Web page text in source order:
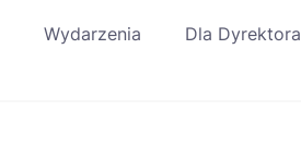
Wydarzenia Dla Dyrektora